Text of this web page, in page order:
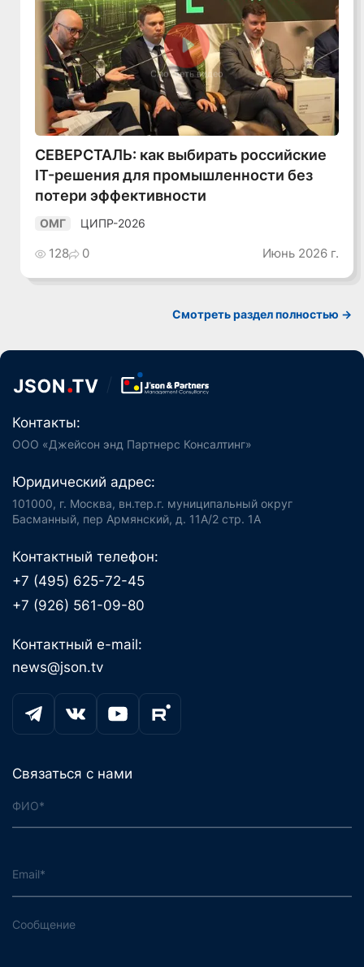
Смотреть видео
СЕВЕРСТАЛЬ: как выбирать российские
IT-решения для промышленности без
потери эффективности
ОМГ ЦИПР-2026
128 0 Июнь 2026 г.
Смотреть раздел полностью ->
Контакты:
ООО «Джейсон энд Партнерс Консалтинг»
Юридический адрес:
101000, г. Москва, вн.тер.г. муниципальный округ
Басманный, пер Армянский, д. 11А/2 стр. 1А
Контактный телефон:
+7 (495) 625-72-45
+7 (926) 561-09-80
Контактный e-mail:
news@json.tv
Связаться с нами